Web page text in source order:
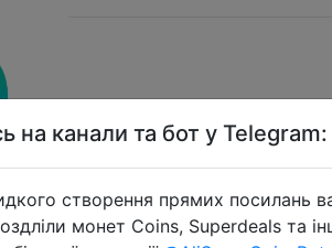
на канали та бот у Telegram:
створення прямих посилань
монет Coins, Superdeals та